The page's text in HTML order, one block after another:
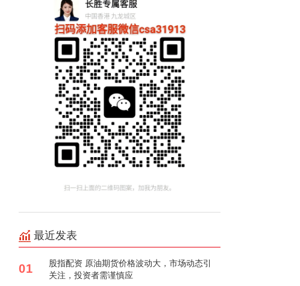
最近发表
01
股指配资 原油期货价格波动大，市场动态引
关注，投资者需谨慎应